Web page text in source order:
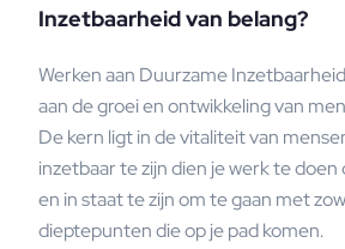
Inzetbaarheid van belang?
Werken aan Duurzame
aan de groei en ontwikkeling van
De kern ligt in de vitaliteit van
inzetbaar te zijn dien je werk te doen
en in staat te zijn om te gaan met
dieptepunten die op je pad komen.